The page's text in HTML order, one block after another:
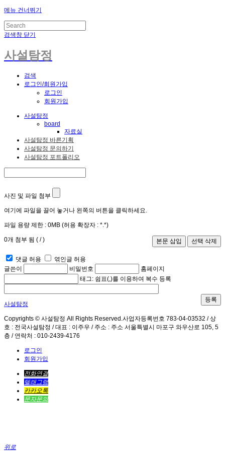
메뉴 건너뛰기
검색창 닫기
사설탐정
검색
로그인/회원가입
로그인
회원가입
사설탐정
board
자료실
사설탐정 바른기획
사설탐정 문의하기
사설탐정 포트폴리오
사진 및 파일 첨부
여기에 파일을 끌어 놓거나 왼쪽의 버튼을 클릭하세요.
파일 용량 제한 : 0MB (허용 확장자 : *.*)
0개 첨부 됨 ( /)
댓글 허용
엮인글 허용
글쓴이
비밀번호
홈페이지
태그: 쉼표(,)를 이용하여 복수 등록
등록
사설탐정
Copyrights © 사설탐정 All Rights Reserved.사업자등록번호 783-04-03532 / 상
호 : 전국사설탐정 / 대표 : 이주우 / 주소 : 주소 서울특별시 마포구 와우산로 105, 5
층 / 연락처 : 010-2439-4176
로그인
회원가입
전화연결
텔래그램
카카오톡
문자문의
위로